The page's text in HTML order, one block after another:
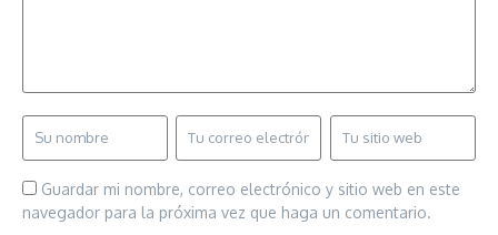
Guardar mi nombre, correo electrónico y sitio web en este
navegador para la próxima vez que haga un comentario.